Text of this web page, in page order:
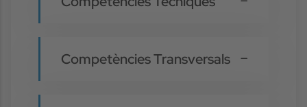
Competències Transversals